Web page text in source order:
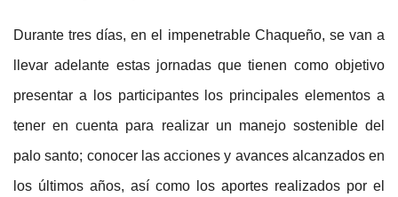
Durante tres días, en el impenetrable Chaqueño, se van a
llevar adelante estas jornadas que tienen como objetivo
presentar a los participantes los principales elementos a
tener en cuenta para realizar un manejo sostenible del
palo santo; conocer las acciones y avances alcanzados en
los últimos años, así como los aportes realizados por el